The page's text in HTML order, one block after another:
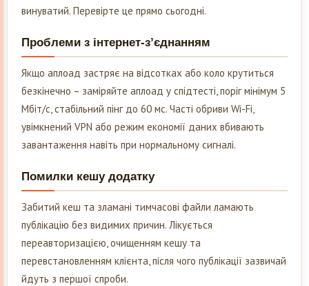
винуватий. Перевірте це прямо сьогодні.
Проблеми з інтернет-з’єднанням
Якщо аплоад застряє на відсотках або коло крутиться
безкінечно – заміряйте аплоад у спідтесті, поріг мінімум 5
Мбіт/с, стабільний пінг до 60 мс. Часті обриви Wi-Fi,
увімкнений VPN або режим економії даних вбивають
завантаження навіть при нормальному сигналі.
Помилки кешу додатку
Забитий кеш та зламані тимчасові файли ламають
публікацію без видимих причин. Лікується
переавторизацією, очищенням кешу та
перевстановленням клієнта, після чого публікації зазвичай
йдуть з першої спроби.